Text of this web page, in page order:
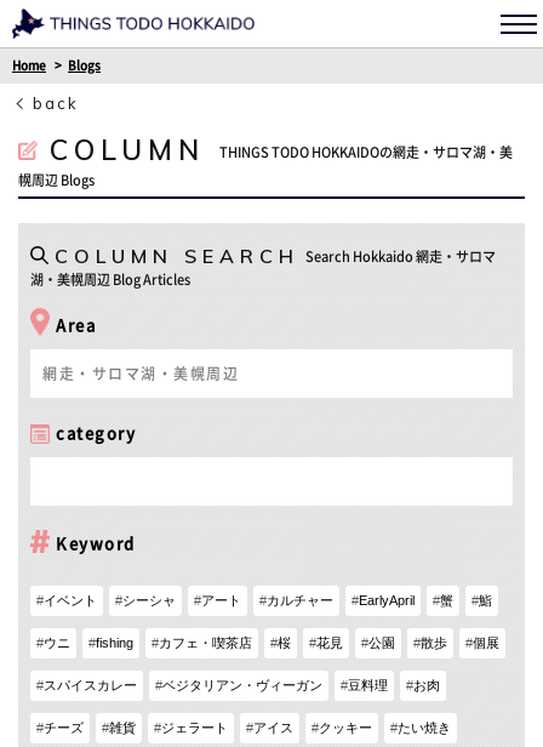
Home Blogs
back
COLUMN THINGS TODO HOKKAIDOの網走・サロマ湖・美
幌周辺 Blogs
COLUMN SEARCH
Search Hokkaido 網走・サロマ
湖・美幌周辺 Blog Articles
Area
網走・サロマ湖・美幌周辺
category
Keyword
イベント シーシャ アート カルチャー EarlyApril 蟹 鮨
ウニ fishing カフェ・喫茶店 桜 花見 公園 散歩 個展
スパイスカレー ベジタリアン・ヴィーガン 豆料理 お肉
チーズ 雑貨 ジェラート アイス クッキー たい焼き